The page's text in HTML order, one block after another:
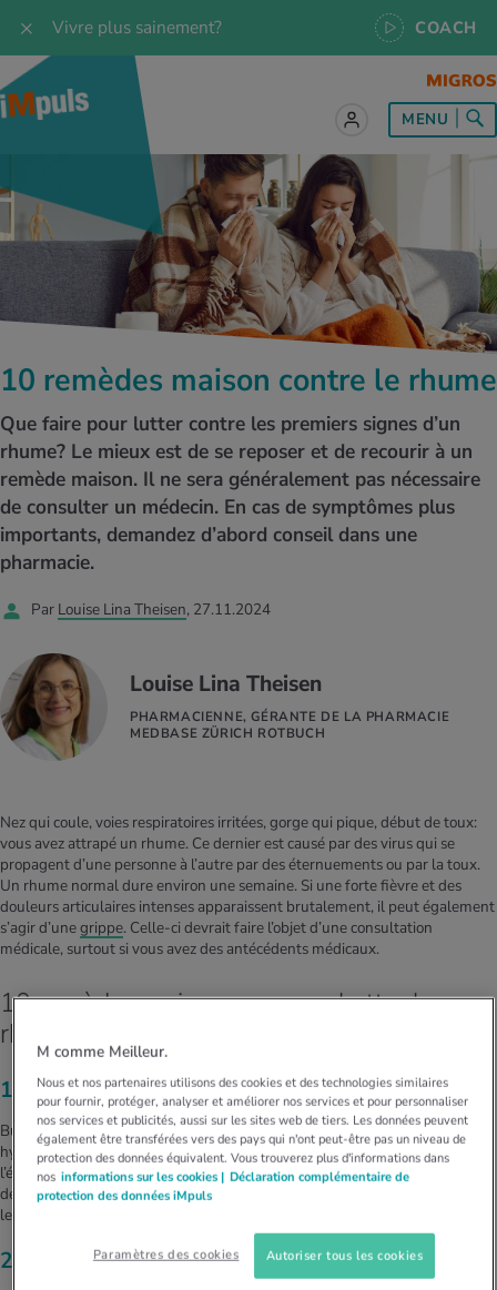
Vivre plus sainement? COACH
sur le sujet Alimentation
idéal
sainement
d’alimentation
et intolérances
ACTUELS DANS LE DOMAINE ALIMENTATION
Calculateur d’IMC
Calculez votre besoin en calories
sur le sujet Mouvement
& Jogging
& outdoor
accessoires
d’hiver
ACTUELS DANS LE DOMAINE MOUVEMENT
Calculer la consommation de calories
sur le sujet Relaxation
de vie
être
au quotidien
ACTUELS DANS LE DOMAINE RELAXATION
Travail et santé
sur le sujet Médecine
de la santé
au quotidien
du sport
physiques
médical
ACTUELS DANS LE DOMAINE MÉDECINE
Réduire la tension artérielle
Douleurs nerveuses
sur le sujet Service
test et quiz
d'iMpuls
ACTUELS DANS LE DOMAINE SERVICE
Offres
Tool, test et quiz
MENU
10 remèdes maison contre le rhume
Que faire pour lutter contre les premiers signes d’un
rhume? Le mieux est de se reposer et de recourir à un
remède maison. Il ne sera généralement pas nécessaire
de consulter un médecin. En cas de symptômes plus
importants, demandez d’abord conseil dans une
pharmacie.
Par Louise Lina Theisen, 27.11.2024
Louise Lina Theisen
PHARMACIENNE, GÉRANTE DE LA PHARMACIE
MEDBASE ZÜRICH ROTBUCH
Nez qui coule, voies respiratoires irritées, gorge qui pique, début de toux:
vous avez attrapé un rhume. Ce dernier est causé par des virus qui se
propagent d’une personne à l’autre par des éternuements ou par la toux.
Un rhume normal dure environ une semaine. Si une forte fièvre et des
douleurs articulaires intenses apparaissent brutalement, il peut également
s’agir d’unegrippe. Celle-ci devrait faire l’objet d’une consultation
médicale, surtout si vous avez des antécédents médicaux.
10 remèdes maison pour combattre le
rhume:
1. Tisanes
Buvez au moins deux litres d’eau ou de tisane non sucrée par jour. Une
hydratation suffisante aide à maintenir le mucus fluide pour pouvoir
l’évacuer facilement. Un mucus épais peut entraîner des symptômes
désagréables. Les tisanes à base de sauge sont également indiquées pour
les personnes enrouées ou souffrant de maux de gorge.
2. Douches nasales
M comme Meilleur.
Nous et nos partenaires utilisons des cookies et des technologies similaires
pour fournir, protéger, analyser et améliorer nos services et pour personnaliser
nos services et publicités, aussi sur les sites web de tiers. Les données peuvent
également être transférées vers des pays qui n'ont peut-être pas un niveau de
protection des données équivalent. Vous trouverez plus d'informations dans
nos informations sur les cookies | Déclaration complémentaire de
protection des données iMpuls
Paramètres des cookies Autoriser tous les cookies